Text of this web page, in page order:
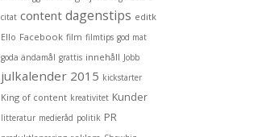
citat content dagenstips editk
Ello Facebook film filmtips god mat
goda ändamål grattis innehåll Jobb
julkalender 2015 kickstarter
King of content kreativitet Kunder
litteratur medieråd politik PR